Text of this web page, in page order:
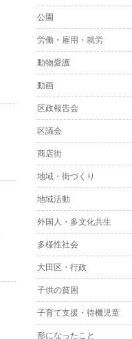
公園
労働・雇用・就労
動物愛護
動画
区政報告会
区議会
商店街
地域・街づくり
地域活動
外国人・多文化共生
多様性社会
大田区・行政
子供の貧困
子育て支援・待機児童
形になったこと